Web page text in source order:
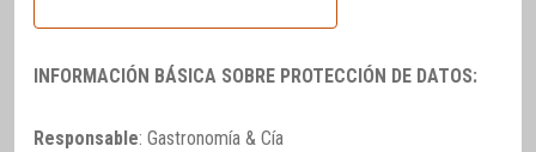
INFORMACIÓN BÁSICA SOBRE PROTECCIÓN DE DATOS:
Responsable: Gastronomía & Cía